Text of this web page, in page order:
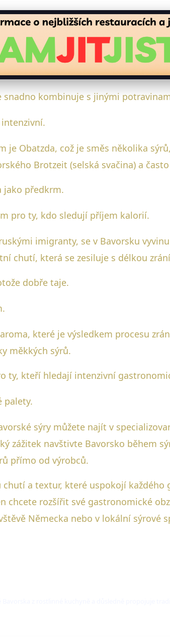
snadno kombinuje s jinými
je Obatzda, což je směs několika
Brotzeit (selská svačina) a
jako předkrm.
pro ty, kdo sledují příjem kalorií.
imigranty, se v Bavorsku
chutí, která se zesiluje s délkou
dobře taje.
které je výsledkem procesu
měkkých sýrů.
ty, kteří hledají intenzivní
palety.
sýry můžete najít v
zážitek navštivte Bavorsko během
přímo od výrobců.
a textur, které uspokojí
chcete rozšířit své gastronomické
Německa nebo v lokální sýrové